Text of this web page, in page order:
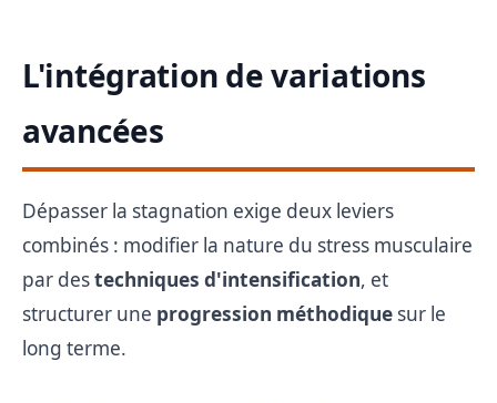
L'intégration de variations
avancées
Dépasser la stagnation exige deux leviers
combinés : modifier la nature du stress musculaire
par destechniques d'intensification, et
structurer une progression méthodique sur le
long terme.